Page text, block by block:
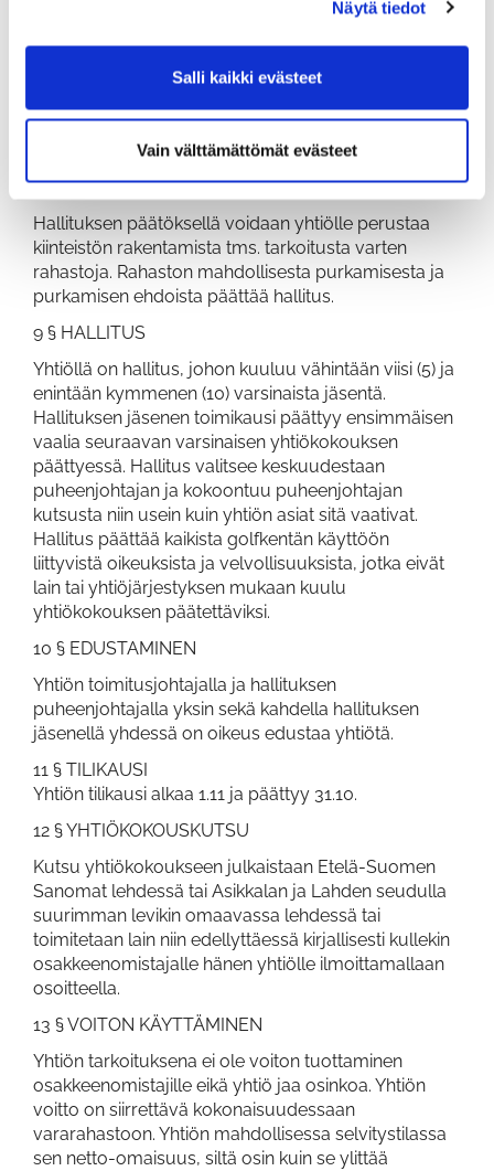
Näytä tiedot
Salli kaikki evästeet
Vain välttämättömät evästeet
Lunastus on toimeenpantava kuukauden kuluessa
siitä, kun yhtiön hallitus on antanut todistettavasti
päätöksestä osakkaalle, siten, että yhtiö maksaa
lunastushinnan osakekirjan palauttamista vastaan.
8 § RAHASTOT
Hallituksen päätöksellä voidaan yhtiölle perustaa
kiinteistön rakentamista tms. tarkoitusta varten
rahastoja. Rahaston mahdollisesta purkamisesta ja
purkamisen ehdoista päättää hallitus.
9 § HALLITUS
Yhtiöllä on hallitus, johon kuuluu vähintään viisi (5) ja
enintään kymmenen (10) varsinaista jäsentä.
Hallituksen jäsenen toimikausi päättyy ensimmäisen
vaalia seuraavan varsinaisen yhtiökokouksen
päättyessä. Hallitus valitsee keskuudestaan
puheenjohtajan ja kokoontuu puheenjohtajan
kutsusta niin usein kuin yhtiön asiat sitä vaativat.
Hallitus päättää kaikista golfkentän käyttöön
liittyvistä oikeuksista ja velvollisuuksista, jotka eivät
lain tai yhtiöjärjestyksen mukaan kuulu
yhtiökokouksen päätettäviksi.
10 § EDUSTAMINEN
Yhtiön toimitusjohtajalla ja hallituksen
puheenjohtajalla yksin sekä kahdella hallituksen
jäsenellä yhdessä on oikeus edustaa yhtiötä.
11 § TILIKAUSI
Yhtiön tilikausi alkaa 1.11 ja päättyy 31.10.
12 § YHTIÖKOKOUSKUTSU
Kutsu yhtiökokoukseen julkaistaan Etelä-Suomen
Sanomat lehdessä tai Asikkalan ja Lahden seudulla
suurimman levikin omaavassa lehdessä tai
toimitetaan lain niin edellyttäessä kirjallisesti kullekin
osakkeenomistajalle hänen yhtiölle ilmoittamallaan
osoitteella.
13 § VOITON KÄYTTÄMINEN
Yhtiön tarkoituksena ei ole voiton tuottaminen
osakkeenomistajille eikä yhtiö jaa osinkoa. Yhtiön
voitto on siirrettävä kokonaisuudessaan
vararahastoon. Yhtiön mahdollisessa selvitystilassa
sen netto-omaisuus, siltä osin kuin se ylittää